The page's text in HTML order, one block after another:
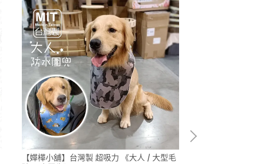
【嬅樺小舖】台灣製 超吸力 《大人 / 大型毛